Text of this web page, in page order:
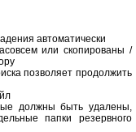
автоматически
или скопированы /
позволяет продолжить
должны быть удалены,
папки резервного